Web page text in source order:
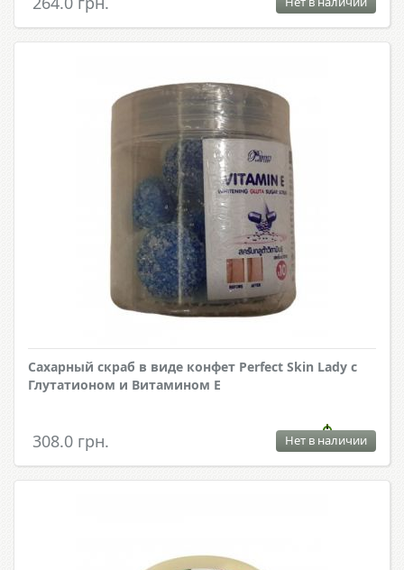
Сахарный скраб в виде конфет Perfect Skin Lady с
Глутатионом и Витамином Е
308.0 грн. Нет в наличии